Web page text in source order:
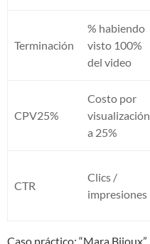
Terminación
% habiendo
visto 100%
del video
CPV25%
Costo por
visualización
a 25%
CTR
Clics /
impresiones
Caso práctico: “Mara Bijoux”